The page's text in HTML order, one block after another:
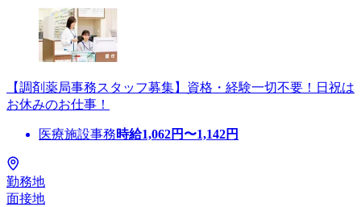
【調剤薬局事務スタッフ募集】資格・経験一切不要！日祝は
お休みのお仕事！
医療施設事務時給1,062円〜1,142円
勤務地
面接地